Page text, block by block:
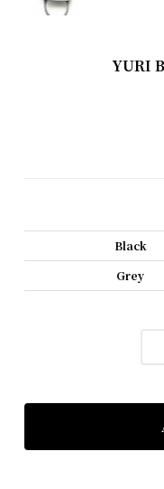
YURI
Black
Grey